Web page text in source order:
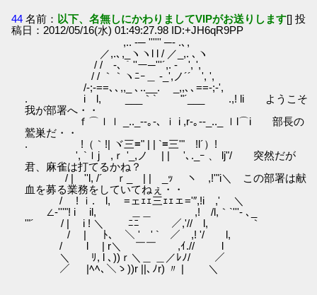
44 名前： 以下、名無しにかわりましてVIPがお送りします[] 投
稿日：2012/05/16(水) 01:49:27.98 ID:+JH6qR9PP
,.. -─ '''''' ─- .､,
／,.､,_ヽヽl l / ／_,. ､ヽ
/ / -､｀''ー─'''´,. - ', ',
/ / ｀｀ヽﾆｰ＿ ‐_',ノ´´ ', ',
/‐;‐==､､,,_ ､..__. _,,､､==‐;‐',
. i l, ___｀` "´___ .,! li ようこそ
我が部署へ・・
ｆ⌒ｌｌ _.._-‐｡-､ ｉ i ,r‐｡‐-_.._ ｌl⌒i 部長の
鷲巣だ・・
. !（｀!| ヾ三≡" | | `≡三'" !l´）!
', `ｌj ,ｒ '_,ノ | | '､._ｰ 、 lj"/ 突然だが
君、麻雀は打てるかね？
/ |ゝ''l, /´ ｒ_ | | _ｯ ヽ ,!'"i＼ この部署は献
血を募る業務をしていてねぇ・・
/ ! ｉ. l, ゞ=ェｪｪ三ｪｪェ='″,!i ,' ＼
∠-'''"! i il, ＿＿ ,! /l,｀`'''- ､_
'"´ / | i ! ＼ ﾆﾆ ／,'// l, ｀
/ | ﾄ､ ＼ ' ' ` ／ ,! '/ l,
/ l | r＼ ￣￣ ,ｲ.// l
＼ ﾘ, l ､))ｒ＼＿ ＿／ﾚﾉ/ ／
／ |ﾍﾍ､＼ゝ))r ||､ﾉr) 〃 | ＼